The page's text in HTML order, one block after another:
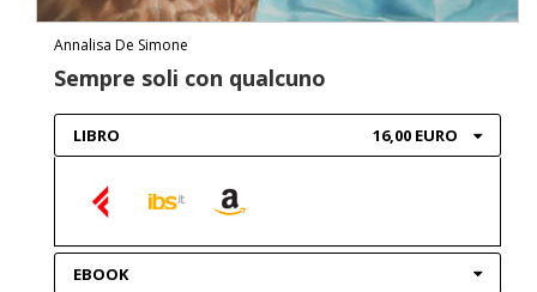
Annalisa De Simone
Sempre soli con qualcuno
LIBRO 16,00 EURO
EBOOK